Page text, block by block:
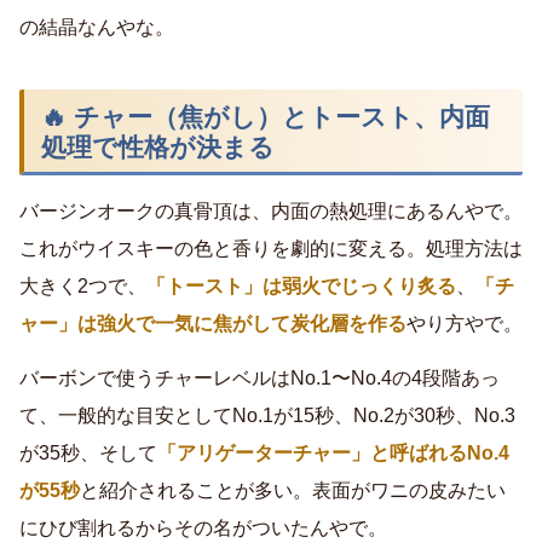
の結晶なんやな。
🔥 チャー（焦がし）とトースト、内面
処理で性格が決まる
バージンオークの真骨頂は、内面の熱処理にあるんやで。
これがウイスキーの色と香りを劇的に変える。処理方法は
大きく2つで、
「トースト」は弱火でじっくり炙る
「チ
ャー」は強火で一気に焦がして炭化層を作るやり方やで。
バーボンで使うチャーレベルはNo.1〜No.4の4段階あっ
て、一般的な目安としてNo.1が15秒、No.2が30秒、No.3
が35秒、そして
「アリゲーターチャー」と呼ばれるNo.4
が55秒と紹介されることが多い。表面がワニの皮みたい
にひび割れるからその名がついたんやで。